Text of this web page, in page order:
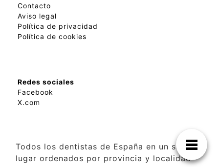
Contacto
Aviso legal
Política de privacidad
Política de cookies
Redes sociales
Facebook
X.com
Todos los dentistas de España en un solo
lugar ordenados por provincia y localidad